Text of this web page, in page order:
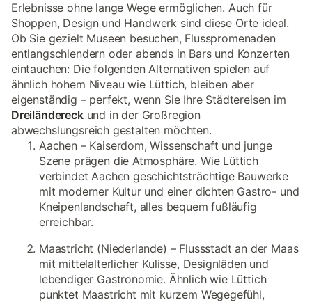
Erlebnisse ohne lange Wege ermöglichen. Auch für
Shoppen, Design und Handwerk sind diese Orte ideal.
Ob Sie gezielt Museen besuchen, Flusspromenaden
entlangschlendern oder abends in Bars und Konzerten
eintauchen: Die folgenden Alternativen spielen auf
ähnlich hohem Niveau wie Lüttich, bleiben aber
eigenständig – perfekt, wenn Sie Ihre Städtereisen im
Dreiländereckund in der Großregion
abwechslungsreich gestalten möchten.
Aachen – Kaiserdom, Wissenschaft und junge
Szene prägen die Atmosphäre. Wie Lüttich
verbindet Aachen geschichtsträchtige Bauwerke
mit moderner Kultur und einer dichten Gastro- und
Kneipenlandschaft, alles bequem fußläufig
erreichbar.
Maastricht (Niederlande) – Flussstadt an der Maas
mit mittelalterlicher Kulisse, Designläden und
lebendiger Gastronomie. Ähnlich wie Lüttich
punktet Maastricht mit kurzem Wegegefühl,